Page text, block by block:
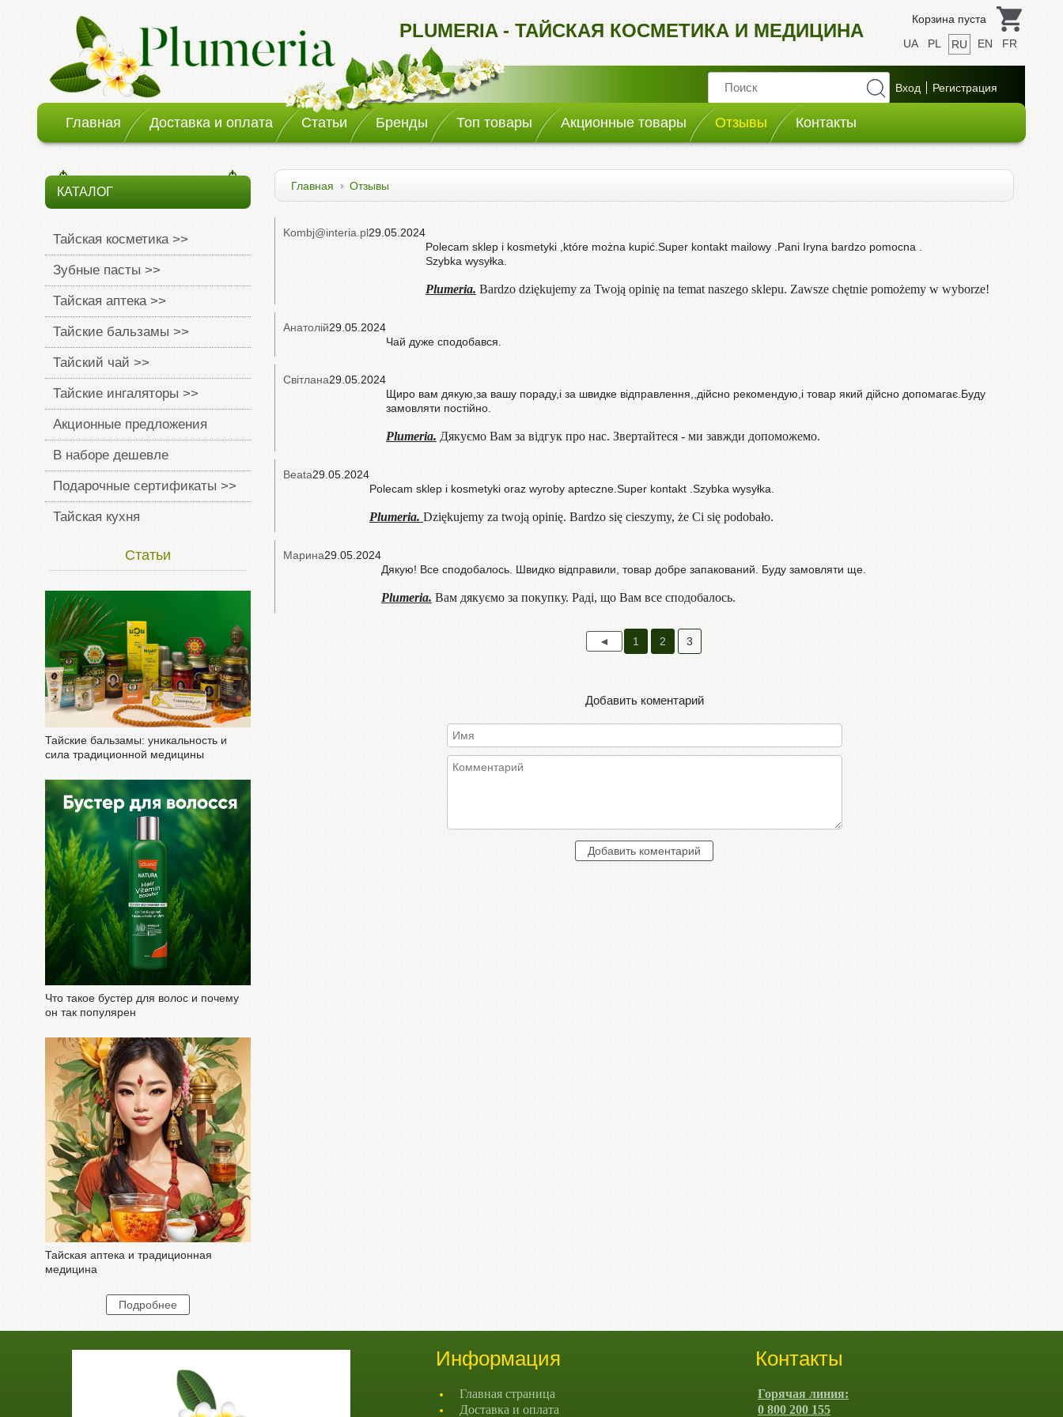
PLUMERIA - ТАЙСКАЯ КОСМЕТИКА И МЕДИЦИНА
Корзина пуста
UA
PL RU EN FR
Главная Доставка и оплата Статьи Бренды Топ товары Акционные товары Отзывы Контакты
КАТАЛОГ
Тайская косметика >>
Зубные пасты >>
Тайская аптека >>
Тайские бальзамы >>
Тайский чай >>
Тайские ингаляторы >>
Акционные предложения
В наборе дешевле
Подарочные сертификаты >>
Тайская кухня
Статьи
Тайские бальзамы: уникальность и
сила традиционной медицины
Что такое бустер для волос и почему
он так популярен
Тайская аптека и традиционная
медицина
Главная Отзывы
Kombj@interia.pl29.05.2024
Polecam sklep i kosmetyki ,które można kupić.Super kontakt mailowy .Pani Iryna bardzo pomocna .
Szybka wysyłka.
Plumeria. Bardzo dziękujemy za Twoją opinię na temat naszego sklepu. Zawsze chętnie pomożemy w wyborze!
Анатолій29.05.2024
Чай дуже сподобався.
Світлана29.05.2024
Щиро вам дякую,за вашу пораду,і за швидке відправлення,,дійсно рекомендую,і товар який дійсно допомагає.Буду
замовляти постійно.
Plumeria. Дякуємо Вам за відгук про нас. Звертайтеся - ми завжди допоможемо.
Beata29.05.2024
Polecam sklep i kosmetyki oraz wyroby apteczne.Super kontakt .Szybka wysyłka.
Plumeria. Dziękujemy za twoją opinię. Bardzo się cieszymy, że Ci się podobało.
Марина29.05.2024
Дякую! Все сподобалось. Швидко відправили, товар добре запакований. Буду замовляти ще.
Plumeria. Вам дякуємо за покупку. Раді, що Вам все сподобалось.
1 2 3
Добавить коментарий
Информация
Главная страница
Доставка и оплата
Контакты
Горячая линия:
0 800 200 155